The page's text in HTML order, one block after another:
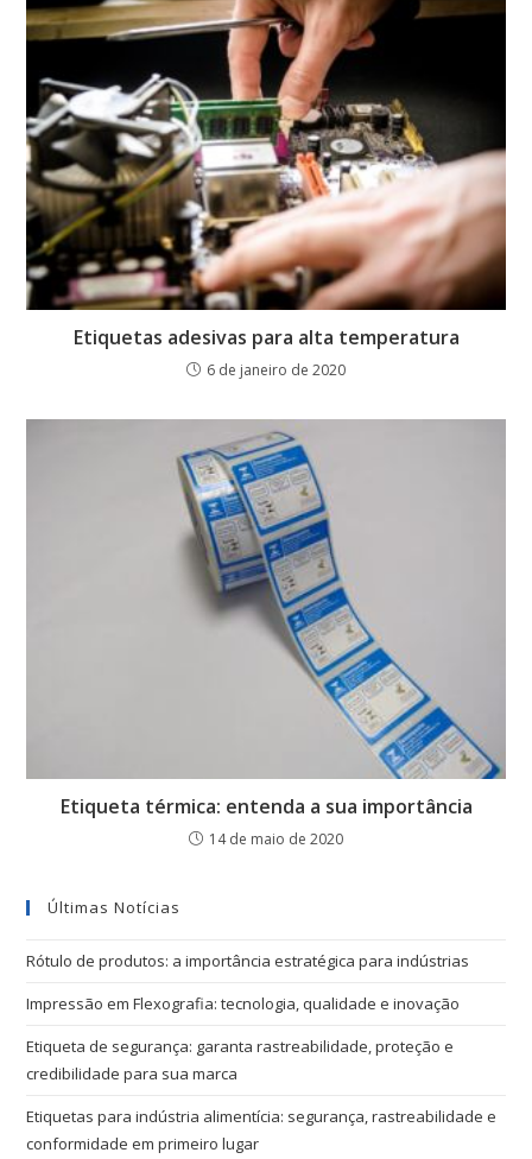
Etiquetas adesivas para alta temperatura
6 de janeiro de 2020
Etiqueta térmica: entenda a sua importância
14 de maio de 2020
Últimas Notícias
Rótulo de produtos: a importância estratégica para indústrias
Impressão em Flexografia: tecnologia, qualidade e inovação
Etiqueta de segurança: garanta rastreabilidade, proteção e
credibilidade para sua marca
Etiquetas para indústria alimentícia: segurança, rastreabilidade e
conformidade em primeiro lugar